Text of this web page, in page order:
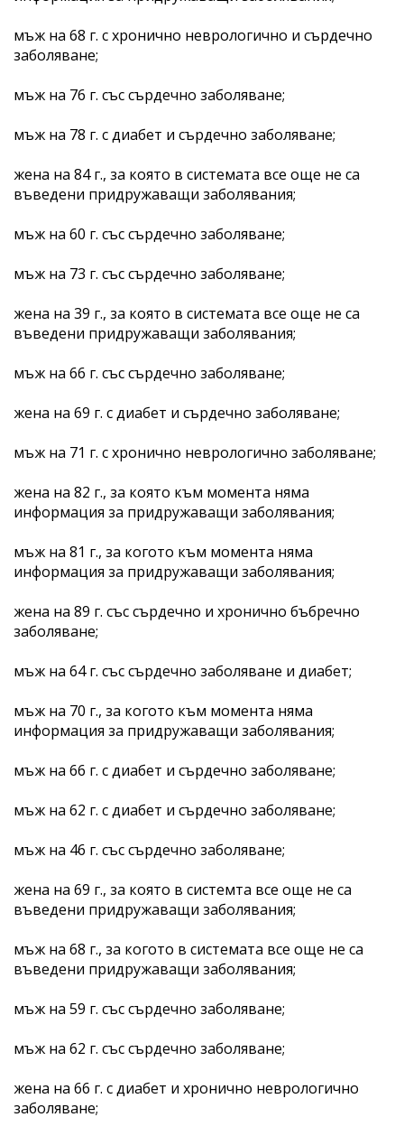
мъж на 68 г. с хронично неврологично и сърдечно
заболяване;
мъж на 76 г. със сърдечно заболяване;
мъж на 78 г. с диабет и сърдечно заболяване;
жена на 84 г., за която в системата все още не са
въведени придружаващи заболявания;
мъж на 60 г. със сърдечно заболяване;
мъж на 73 г. със сърдечно заболяване;
жена на 39 г., за която в системата все още не са
въведени придружаващи заболявания;
мъж на 66 г. със сърдечно заболяване;
жена на 69 г. с диабет и сърдечно заболяване;
мъж на 71 г. с хронично неврологично заболяване;
жена на 82 г., за която към момента няма
информация за придружаващи заболявания;
мъж на 81 г., за когото към момента няма
информация за придружаващи заболявания;
жена на 89 г. със сърдечно и хронично бъбречно
заболяване;
мъж на 64 г. със сърдечно заболяване и диабет;
мъж на 70 г., за когото към момента няма
информация за придружаващи заболявания;
мъж на 66 г. с диабет и сърдечно заболяване;
мъж на 62 г. с диабет и сърдечно заболяване;
мъж на 46 г. със сърдечно заболяване;
жена на 69 г., за която в системта все още не са
въведени придружаващи заболявания;
мъж на 68 г., за когото в системата все още не са
въведени придружаващи заболявания;
мъж на 59 г. със сърдечно заболяване;
мъж на 62 г. със сърдечно заболяване;
жена на 66 г. с диабет и хронично неврологично
заболяване;